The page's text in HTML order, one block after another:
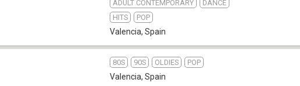
ADULT CONTEMPORARY
DANCE
HITS
POP
Valencia, Spain
80S 90S OLDIES POP
Valencia, Spain